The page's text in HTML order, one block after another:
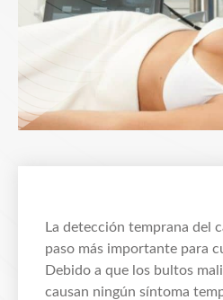
La detección temprana del
paso más importante para
Debido a que los bultos
causan ningún síntoma